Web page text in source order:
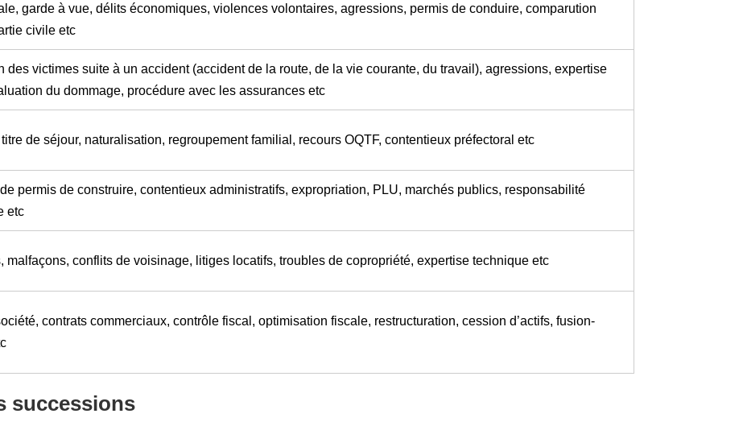
garde à vue, délits économiques, violences volontaires, agressions, permis de conduire, comparution
civile etc
des victimes suite à un accident (accident de la route, de la vie courante, du travail), agressions, expertise
du dommage, procédure avec les assurances etc
de séjour, naturalisation, regroupement familial, recours OQTF, contentieux préfectoral etc
permis de construire, contentieux administratifs, expropriation, PLU, marchés publics, responsabilité
etc
malfaçons, conflits de voisinage, litiges locatifs, troubles de copropriété, expertise technique etc
contrats commerciaux, contrôle fiscal, optimisation fiscale, restructuration, cession d’actifs, fusion-
successions